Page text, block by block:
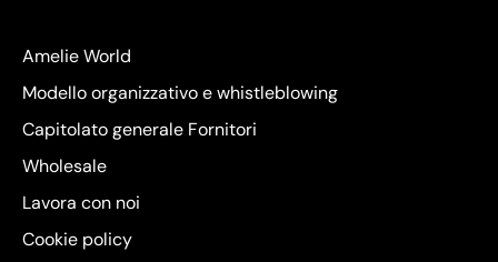
Amelie World
Modello organizzativo e whistleblowing
Capitolato generale Fornitori
Wholesale
Lavora con noi
Cookie policy